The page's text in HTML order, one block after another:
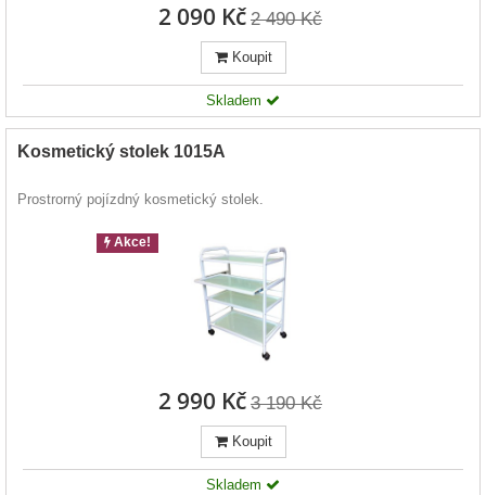
2 090 Kč 2 490 Kč
Koupit
Skladem
Kosmetický stolek 1015A
Prostrorný pojízdný kosmetický stolek.
Akce!
2 990 Kč 3 190 Kč
Koupit
Skladem